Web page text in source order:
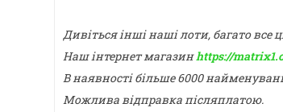
Дивіться інші наші лоти, багато все
Наш інтернет магазинhttps://
В наявності більше 6000
Можлива відправка післяплатою.